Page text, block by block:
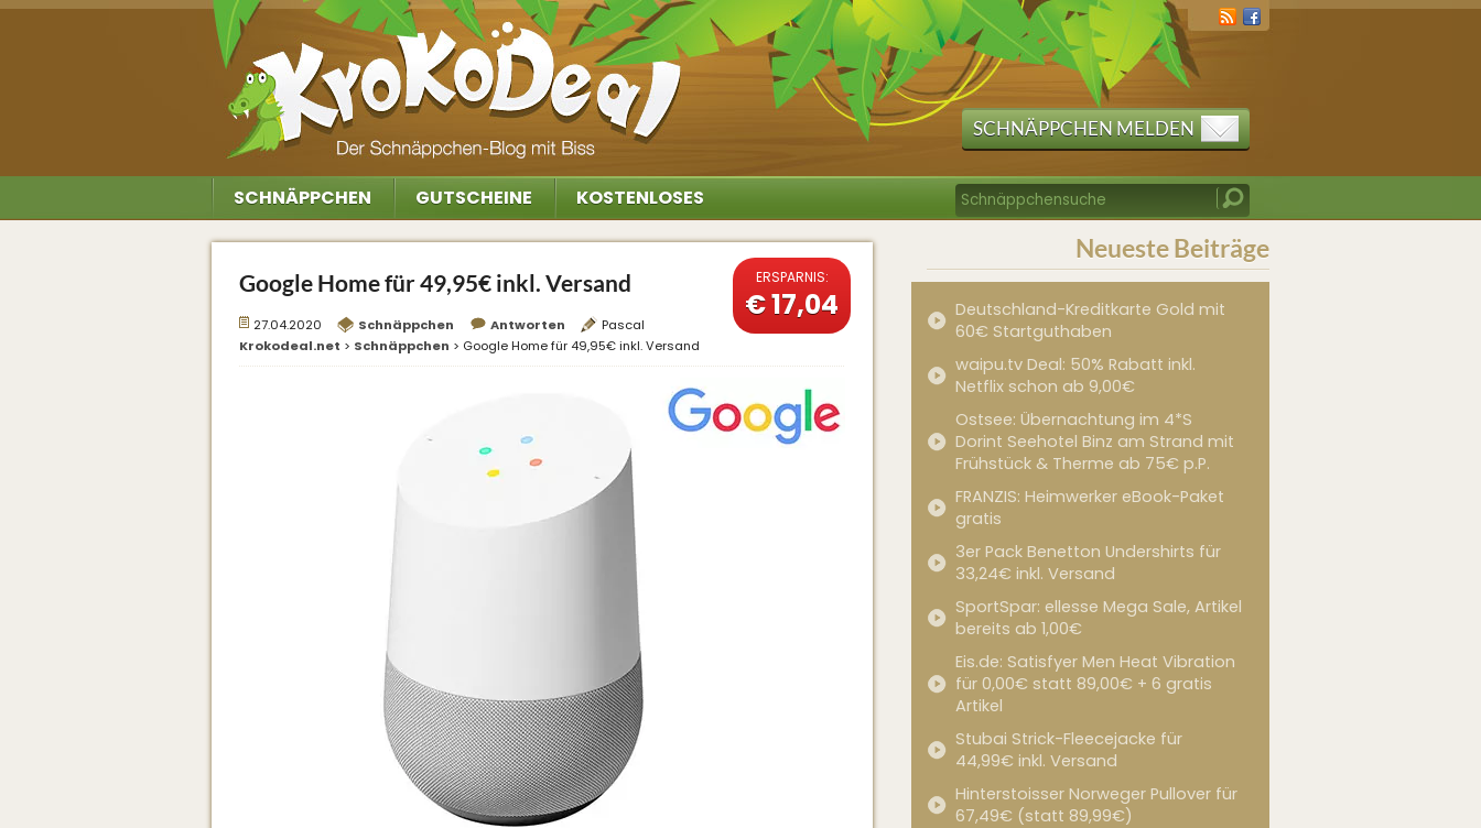
SCHNÄPPCHEN MELDEN
SCHNÄPPCHEN GUTSCHEINE KOSTENLOSES
Google Home für 49,95€ inkl. Versand ERSPARNIS:
€ 17,04
27.04.2020 Schnäppchen Antworten
Pascal
Krokodeal.net > Schnäppchen > Google Home für 49,95€ inkl. Versand
Neueste Beiträge
Deutschland-Kreditkarte Gold mit
60€ Startguthaben
waipu.tv Deal: 50% Rabatt inkl.
Netflix schon ab 9,00€
Ostsee: Übernachtung im 4*S
Dorint Seehotel Binz am Strand mit
Frühstück & Therme ab 75€ p.P.
FRANZIS: Heimwerker eBook-Paket
gratis
3er Pack Benetton Undershirts für
33,24€ inkl. Versand
SportSpar: ellesse Mega Sale, Artikel
bereits ab 1,00€
Eis.de: Satisfyer Men Heat Vibration
für 0,00€ statt 89,00€ + 6 gratis
Artikel
Stubai Strick-Fleecejacke für
44,99€ inkl. Versand
Hinterstoisser Norweger Pullover für
67,49€ (statt 89,99€)